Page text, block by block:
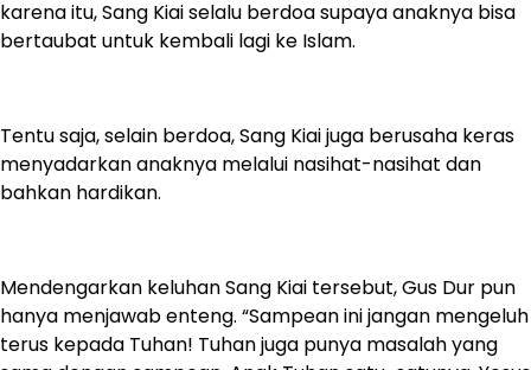
karena itu, Sang Kiai selalu berdoa supaya anaknya bisa
bertaubat untuk kembali lagi ke Islam.
Tentu saja, selain berdoa, Sang Kiai juga berusaha keras
menyadarkan anaknya melalui nasihat-nasihat dan
bahkan hardikan.
Mendengarkan keluhan Sang Kiai tersebut, Gus Dur pun
hanya menjawab enteng. “Sampean ini jangan mengeluh
terus kepada Tuhan! Tuhan juga punya masalah yang